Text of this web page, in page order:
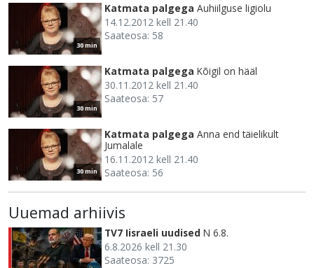
30 min
Katmata palgega Auhiilguse ligiolu
14.12.2012 kell 21.40
Saateosa: 58
30 min
Katmata palgega Kõigil on hääl
30.11.2012 kell 21.40
Saateosa: 57
30 min
Katmata palgega Anna end täielikult
Jumalale
16.11.2012 kell 21.40
Saateosa: 56
Uuemad arhiivis
TV7 Iisraeli uudised N 6.8.
6.8.2026 kell 21.30
Saateosa: 3725